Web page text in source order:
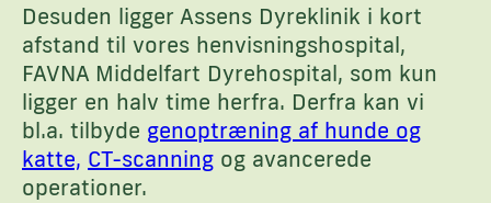
Desuden ligger Assens Dyreklinik i kort
afstand til vores henvisningshospital,
FAVNA Middelfart Dyrehospital, som kun
ligger en halv time herfra. Derfra kan vi
bl.a. tilbyde genoptræning af hunde og
katte, CT-scanning og avancerede
operationer.